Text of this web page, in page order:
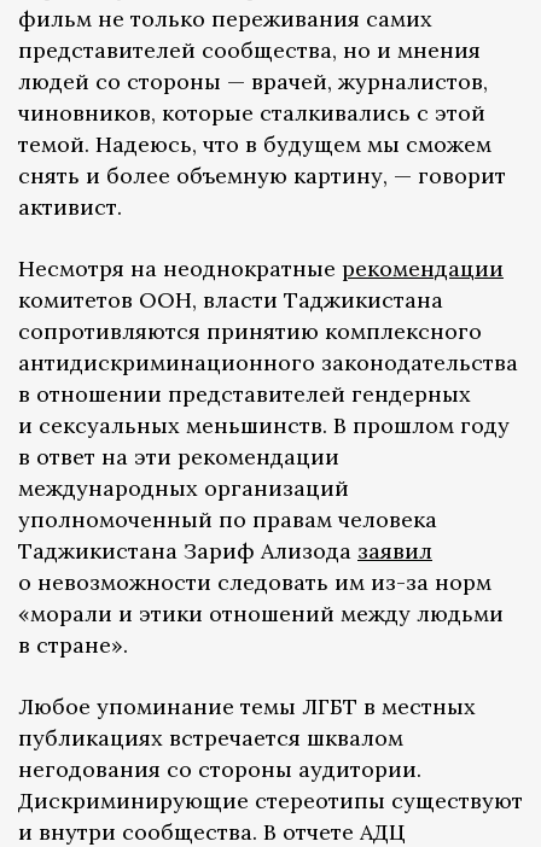
фильм не только переживания самих
представителей сообщества, но и мнения
людей со стороны — врачей, журналистов,
чиновников, которые сталкивались с этой
темой. Надеюсь, что в будущем мы сможем
снять и более объемную картину, — говорит
активист.
Несмотря на неоднократные рекомендации
комитетов ООН, власти Таджикистана
сопротивляются принятию комплексного
антидискриминационного законодательства
в отношении представителей гендерных
и сексуальных меньшинств. В прошлом году
в ответ на эти рекомендации
международных организаций
уполномоченный по правам человека
Таджикистана Зариф Ализода заявил
о невозможности следовать им из-за норм
«морали и этики отношений между людьми
в стране».
Любое упоминание темы ЛГБТ в местных
публикациях встречается шквалом
негодования со стороны аудитории.
Дискриминирующие стереотипы существуют
и внутри сообщества. В отчете АДЦ